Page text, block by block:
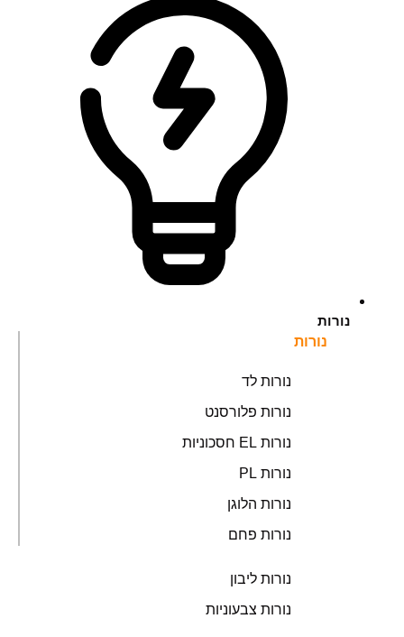
נורות
נורות
נורות לד
נורות פלורסנט
נורות EL חסכוניות
נורות PL
נורות הלוגן
נורות פחם
נורות ליבון
נורות צבעוניות